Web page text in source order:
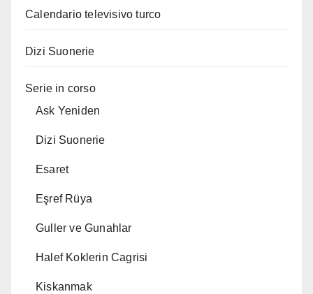
Calendario televisivo turco
Dizi Suonerie
Serie in corso
Ask Yeniden
Dizi Suonerie
Esaret
Eşref Rüya
Guller ve Gunahlar
Halef Koklerin Cagrisi
Kiskanmak